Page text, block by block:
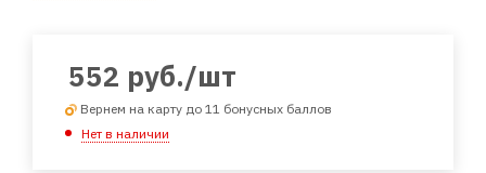
552 руб./шт
Вернем на карту до 11 бонусных баллов
Нет в наличии